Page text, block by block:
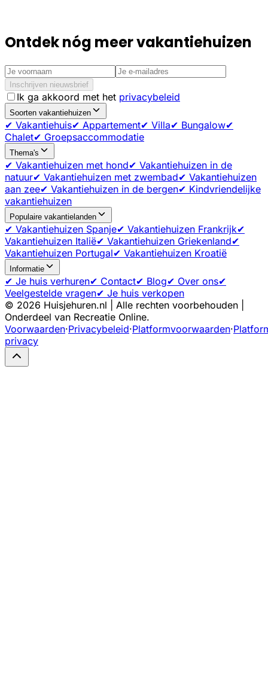
Ontdek nóg meer vakantiehuizen
Inschrijven nieuwsbrief
Ik ga akkoord met het privacybeleid
Soorten vakantiehuizen
✔ Vakantiehuis✔ Appartement✔ Villa✔ Bungalow✔
Chalet✔ Groepsaccommodatie
Thema's
✔ Vakantiehuizen met hond✔ Vakantiehuizen in de
natuur✔ Vakantiehuizen met zwembad✔ Vakantiehuizen
aan zee✔ Vakantiehuizen in de bergen✔ Kindvriendelijke
vakantiehuizen
Populaire vakantielanden
✔ Vakantiehuizen Spanje✔ Vakantiehuizen Frankrijk✔
Vakantiehuizen Italië✔ Vakantiehuizen Griekenland✔
Vakantiehuizen Portugal✔ Vakantiehuizen Kroatië
Informatie
✔ Je huis verhuren✔ Contact✔ Blog✔ Over ons✔
Veelgestelde vragen✔ Je huis verkopen
© 2026 Huisjehuren.nl | Alle rechten voorbehouden |
Onderdeel van Recreatie Online.
Voorwaarden·Privacybeleid·Platformvoorwaarden·
privacy